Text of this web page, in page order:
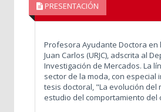
PRESENTACIÓN
Profesora Ayudante Doctora en
Juan Carlos (URJC), adscrita al
Investigación de Mercados. La
sector de la moda, con
tesis doctoral, "La evolución del
estudio del comportamiento